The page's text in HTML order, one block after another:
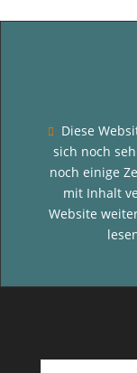

Diese
sich noch
noch einige
mit Inhalt
Website